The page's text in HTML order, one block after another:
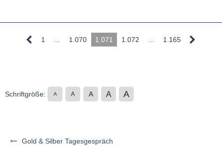
Gold & Silber Tagesgespräch
1 … 1.070 1.071 1.072 … 1.165
Schriftgröße: A A A A A